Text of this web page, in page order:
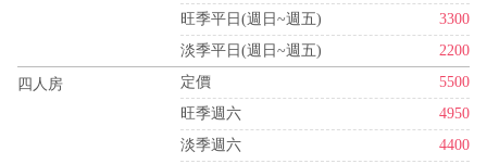
旺季平日(週日~週五)
3300
淡季平日(週日~週五)
2200
四人房 定價
5500
旺季週六
4950
淡季週六
4400